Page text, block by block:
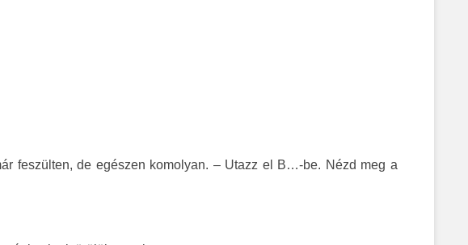
feszülten, de egészen komolyan. – Utazz el B…-be. Nézd meg a